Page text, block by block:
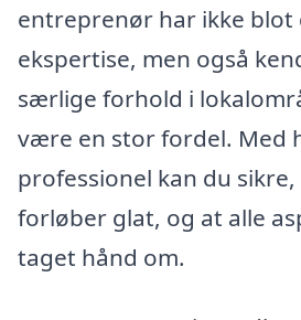
entreprenør har ikke blot
ekspertise, men også
særlige forhold i
være en stor fordel. Med
professionel kan du
forløber glat, og at alle
taget hånd om.